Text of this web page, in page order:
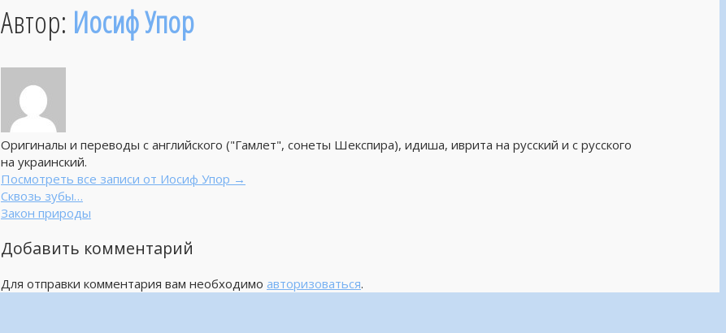
Автор: Иосиф Упор
Оригиналы и переводы с английского ("Гамлет", сонеты Шекспира), идиша, иврита на русский и с русского
на украинский.
Посмотреть все записи от Иосиф Упор →
Сквозь зубы…
Закон природы
Добавить комментарий
Для отправки комментария вам необходимо авторизоваться.